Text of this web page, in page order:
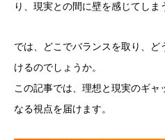
り、現実との間に壁を感じてしま
では、どこでバランスを取り、
けるのでしょうか。
この記事では、理想と現実のギャ
なる視点を届けます。